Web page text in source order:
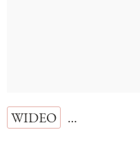
WIDEO …